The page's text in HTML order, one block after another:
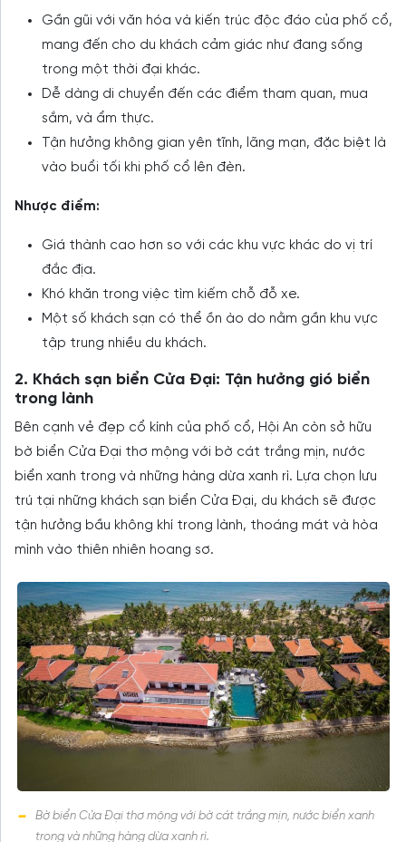
Gần gũi với văn hóa và kiến trúc độc đáo của phố cổ,
mang đến cho du khách cảm giác như đang sống
trong một thời đại khác.
Dễ dàng di chuyển đến các điểm tham quan, mua
sắm, và ẩm thực.
Tận hưởng không gian yên tĩnh, lãng mạn, đặc biệt là
vào buổi tối khi phố cổ lên đèn.
Nhược điểm:
Giá thành cao hơn so với các khu vực khác do vị trí
đắc địa.
Khó khăn trong việc tìm kiếm chỗ đỗ xe.
Một số khách sạn có thể ồn ào do nằm gần khu vực
tập trung nhiều du khách.
2. Khách sạn biển Cửa Đại: Tận hưởng gió biển
trong lành
Bên cạnh vẻ đẹp cổ kính của phố cổ, Hội An còn sở hữu
bờ biển Cửa Đại thơ mộng với bờ cát trắng mịn, nước
biển xanh trong và những hàng dừa xanh rì. Lựa chọn lưu
trú tại những khách sạn biển Cửa Đại, du khách sẽ được
tận hưởng bầu không khí trong lành, thoáng mát và hòa
mình vào thiên nhiên hoang sơ.
Bờ biển Cửa Đại thơ mộng với bờ cát trắng mịn, nước biển xanh
trong và những hàng dừa xanh rì.